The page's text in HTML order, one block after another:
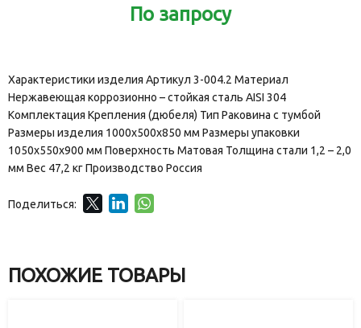
По запросу
Характеристики изделия Артикул 3-004.2 Материал
Нержавеющая коррозионно – стойкая сталь AISI 304
Комплектация Крепления (дюбеля) Тип Раковина с тумбой
Размеры изделия 1000х500х850 мм Размеры упаковки
1050х550х900 мм Поверхность Матовая Толщина стали 1,2 – 2,0
мм Вес 47,2 кг Производство Россия
Поделиться:
ПОХОЖИЕ ТОВАРЫ